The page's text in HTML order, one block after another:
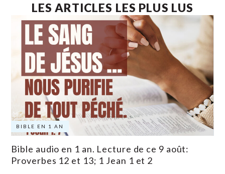
LES ARTICLES LES PLUS LUS
BIBLE EN 1 AN
Bible audio en 1 an. Lecture de ce 9 août:
Proverbes 12 et 13; 1 Jean 1 et 2